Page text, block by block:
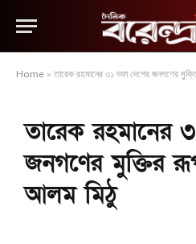
Home »তারেক রহমানের ৩১ দফা দেশের জনগণের
তারেক রহমানের
জনগণের মুক্তির
আলম মিঠু